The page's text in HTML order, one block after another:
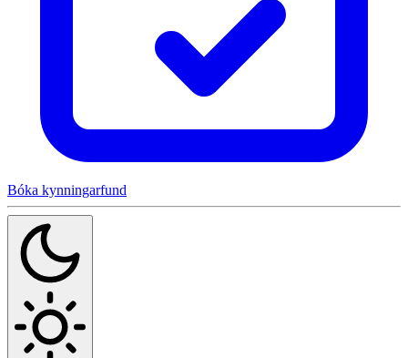
Bóka kynningarfund